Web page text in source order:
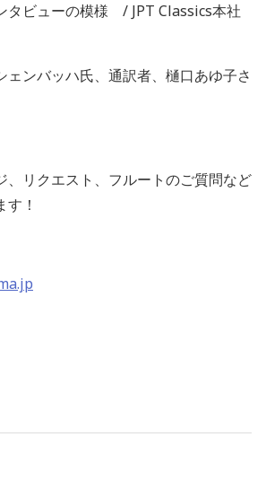
タビューの模様 / JPT Classics本社
ェンバッハ氏、通訳者、樋口あゆ子さ
、リクエスト、フルートのご質問など
！